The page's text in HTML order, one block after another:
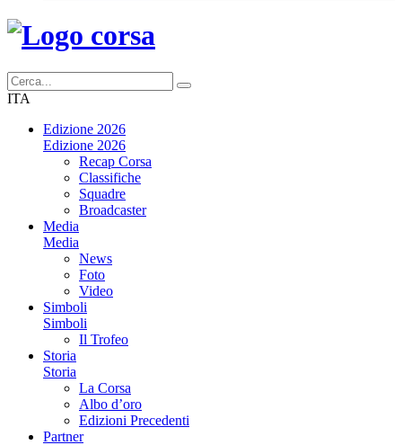
ITA
Edizione 2026
Edizione 2026
Recap Corsa
Classifiche
Squadre
Broadcaster
Media
Media
News
Foto
Video
Simboli
Simboli
Il Trofeo
Storia
Storia
La Corsa
Albo d’oro
Edizioni Precedenti
Partner